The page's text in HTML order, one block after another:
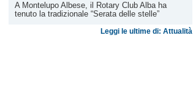
A Montelupo Albese, il Rotary Club Alba ha
tenuto la tradizionale “Serata delle stelle”
Leggi le ultime di: Attualità